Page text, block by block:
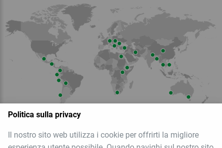
Politica sulla privacy
Il nostro sito web utilizza i cookie per offrirti la migliore
Membro dell